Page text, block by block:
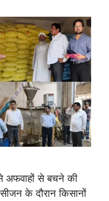
से अफवाहों से बचने की
के दौरान किसानों